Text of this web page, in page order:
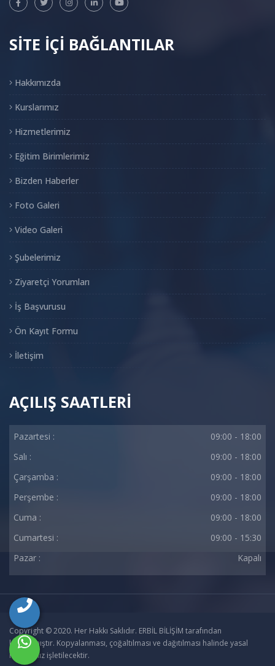
SİTE İÇİ BAĞLANTILAR
Hakkımızda
Kurslarımız
Hizmetlerimiz
Eğitim Birimlerimiz
Bizden Haberler
Foto Galeri
Video Galeri
Şubelerimiz
Ziyaretçi Yorumları
İş Başvurusu
Ön Kayıt Formu
İletişim
AÇILIŞ SAATLERİ
Pazartesi :
09:00 - 18:00
Salı :
09:00 - 18:00
Çarşamba :
09:00 - 18:00
Perşembe :
09:00 - 18:00
Cuma :
09:00 - 18:00
Cumartesi :
09:00 - 15:30
Pazar :
Kapalı
Copyright © 2020. Her Hakkı Saklıdır. ERBİL BİLİŞİM tarafından
kodlanmıştır. Kopyalanması, çoğaltılması ve dağıtılması halinde yasal
haklarımız işletilecektir.